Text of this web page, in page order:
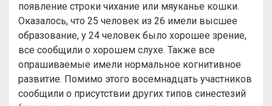
появление строки чихание или мяуканье кошки.
Оказалось, что 25 человек из 26 имели высшее
образование, у 24 человек было хорошее зрение,
все сообщили о хорошем слухе. Также все
опрашиваемые имели нормальное когнитивное
развитие. Помимо этого восемнадцать участников
сообщили о присутствии других типов синестезий